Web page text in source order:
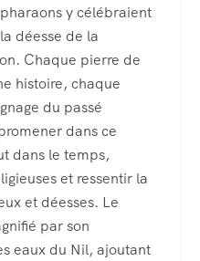
y célébraient
déesse de la
Chaque pierre de
histoire, chaque
du passé
dans ce
dans le temps,
et ressentir la
et déesses. Le
par son
eaux du Nil, ajoutant